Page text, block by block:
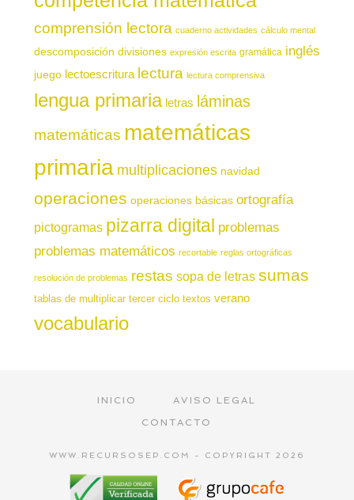
comprensión lectora cuaderno actividades cálculo mental
descomposición divisiones expresión escrita gramática inglés
juego lectoescritura lectura lectura comprensiva
lengua primaria letras láminas
matemáticas matemáticas
primaria multiplicaciones navidad
operaciones operaciones básicas ortografía
pictogramas pizarra digital problemas
problemas matemáticos recortable reglas ortográficas
resolución de problemas restas sopa de letras sumas
tablas de multiplicar tercer ciclo textos verano
vocabulario
INICIO
AVISO LEGAL
CONTACTO
WWW.RECURSOSEP.COM - COPYRIGHT 2026